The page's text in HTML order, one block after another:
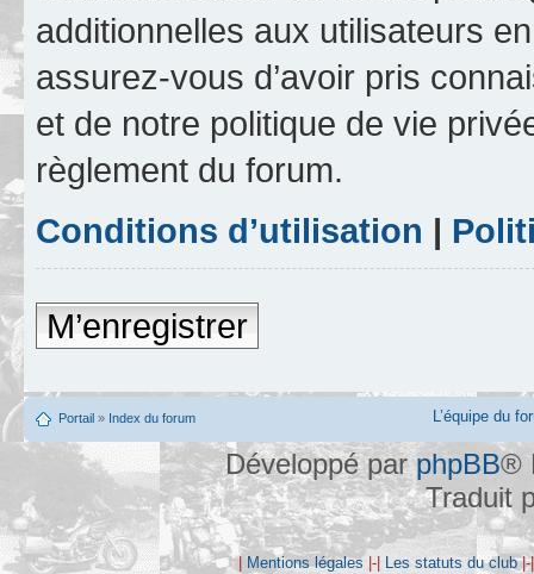
additionnelles aux utilisateurs
assurez-vous d’avoir pris
et de notre politique de vie
règlement du forum.
Conditions d’utilisation |
M’enregistrer
Portail » Index du forum L’équipe du
Développé parphpBB®
Traduit
| Mentions légales |-| Les statuts du club